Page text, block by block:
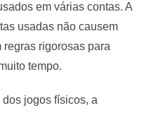
em várias contas. A
usadas não causem
regras rigorosas para
tempo.
jogos físicos, a